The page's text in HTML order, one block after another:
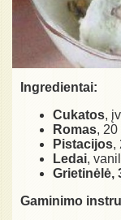
Ingredientai:
Cukatos,
Romas,
Pistacijos,
Ledai,
Grietinėlė,
Gaminimo